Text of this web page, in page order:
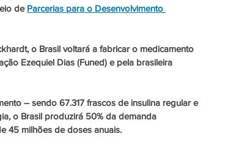
de Parcerias para o Desenvolvimento
o Brasil voltará a fabricar o medicamento
Ezequiel Dias (Funed) e pela brasileira
– sendo 67.317 frascos de insulina regular e
o Brasil produzirá 50% da demanda
45 milhões de doses anuais.